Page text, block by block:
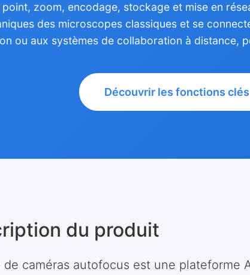
zoom, encodage, stockage et mise en
des microscopes classiques et se
ou aux systèmes de collaboration à distance,
Découvrir les fonctions clés
du produit
de caméras autofocus est une plateforme